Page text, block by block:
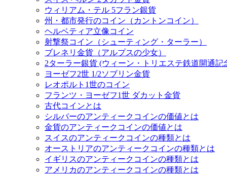
ウィリアム・テル 5フラン銀貨
州・都市発行のコイン（カントンコイン）
ヘルベティア立像コイン
射撃祭コイン（シューティング・ターラー）
ブレネリ金貨（アルプスの少女）
2ターラー銀貨 (ウィーン・トリエステ鉄道開通記
ヨーゼフ2世 1/2ソブリン金貨
レオポルト1世のコイン
フランツ・ヨーゼフ1世 ダカット金貨
古代コインとは
シルバーのアンティークコインの価値とは
金貨のアンティークコインの価値とは
スイスのアンティークコインの種類とは
オーストリアのアンティークコインの種類とは
イギリスのアンティークコインの種類とは
アメリカのアンティークコインの種類とは